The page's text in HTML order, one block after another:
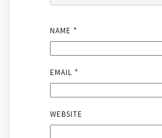
NAME *
EMAIL *
WEBSITE